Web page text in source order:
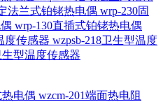
法兰式铂铑热电偶 wrp-230固
wrp-130直插式铂铑热电偶
度传感器 wzpsb-218卫生型温度
生型温度传感器
电偶 wzcm-201端面热电阻